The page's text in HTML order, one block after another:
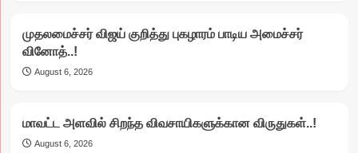
முதலமைச்சர் விஜய் குறித்து புகழாரம் பாடிய அமைச்சர்
வினோத்..!
August 6, 2026
மாவட்ட அளவில் சிறந்த விவசாயிகளுக்கான விருதுகள்..!
August 6, 2026